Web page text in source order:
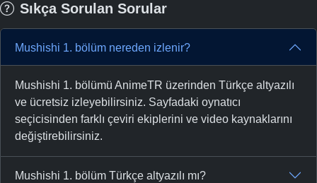
Sıkça Sorulan Sorular
Mushishi 1. bölüm nereden izlenir?
Mushishi 1. bölümü AnimeTR üzerinden Türkçe altyazılı
ve ücretsiz izleyebilirsiniz. Sayfadaki oynatıcı
seçicisinden farklı çeviri ekiplerini ve video kaynaklarını
değiştirebilirsiniz.
Mushishi 1. bölüm Türkçe altyazılı mı?